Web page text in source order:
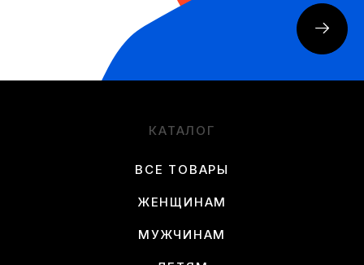
КАТАЛОГ
ВСЕ ТОВАРЫ
ЖЕНЩИНАМ
МУЖЧИНАМ